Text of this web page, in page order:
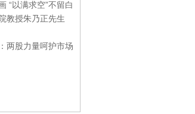
“以满求空”不留白
教授朱乃正先生
两股力量呵护市场